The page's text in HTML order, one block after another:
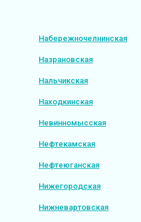
Набережночелнинская
Назрановская
Нальчикская
Находкинская
Невинномысская
Нефтекамская
Нефтеюганская
Нижегородская
Нижневартовская